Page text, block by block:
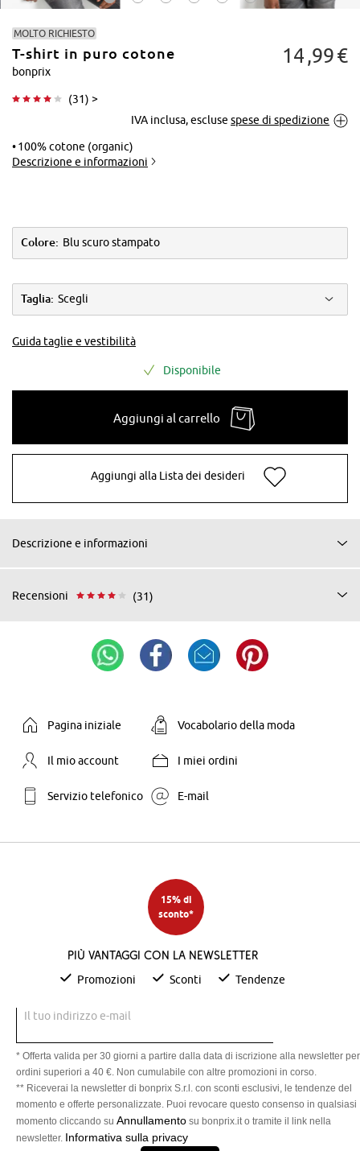
Tocca per
MOLTO RICHIESTO
T-shirt in puro cotone
bonprix
(31) >
14 99€
IVA inclusa, escluse spese di spedizione
100% cotone (organic)
Descrizione e informazioni
Colore: Blu scuro stampato
Taglia: Scegli
Guida taglie e vestibilità
Disponibile
Aggiungi al carrello
Aggiungi alla Lista dei desideri
Descrizione e informazioni
Recensioni (31)
Pagina iniziale Vocabolario della moda
Il mio account I miei ordini
Servizio telefonico E-mail
15% di
sconto*
Più vantaggi con la newsletter
Promozioni Sconti Tendenze
Il tuo indirizzo e-mail
* Offerta valida per 30 giorni a partire dalla data di iscrizione alla newsletter per
ordini superiori a 40 €. Non cumulabile con altre promozioni in corso.
** Riceverai la newsletter di bonprix S.r.l. con sconti esclusivi, le tendenze del
momento e offerte personalizzate. Puoi revocare questo consenso in qualsiasi
momento cliccando su Annullamento su bonprix.it o tramite il link nella
newsletter. Informativa sulla privacy